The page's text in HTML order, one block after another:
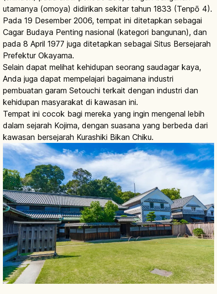
utamanya (omoya) didirikan sekitar tahun 1833 (Tenpō 4).
Pada 19 Desember 2006, tempat ini ditetapkan sebagai
Cagar Budaya Penting nasional (kategori bangunan), dan
pada 8 April 1977 juga ditetapkan sebagai Situs Bersejarah
Prefektur Okayama.
Selain dapat melihat kehidupan seorang saudagar kaya,
Anda juga dapat mempelajari bagaimana industri
pembuatan garam Setouchi terkait dengan industri dan
kehidupan masyarakat di kawasan ini.
Tempat ini cocok bagi mereka yang ingin mengenal lebih
dalam sejarah Kojima, dengan suasana yang berbeda dari
kawasan bersejarah Kurashiki Bikan Chiku.